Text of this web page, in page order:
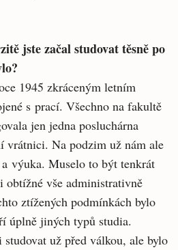
jste začal studovat těsně po
1945 zkráceným letním
s prací. Všechno na fakultě
jen jedna posluchárna
vrátnici. Na podzim už nám ale
výuka. Muselo to být tenkrát
vše administrativně
ztížených podmínkách bylo
úplně jiných typů studia.
už před válkou, ale bylo